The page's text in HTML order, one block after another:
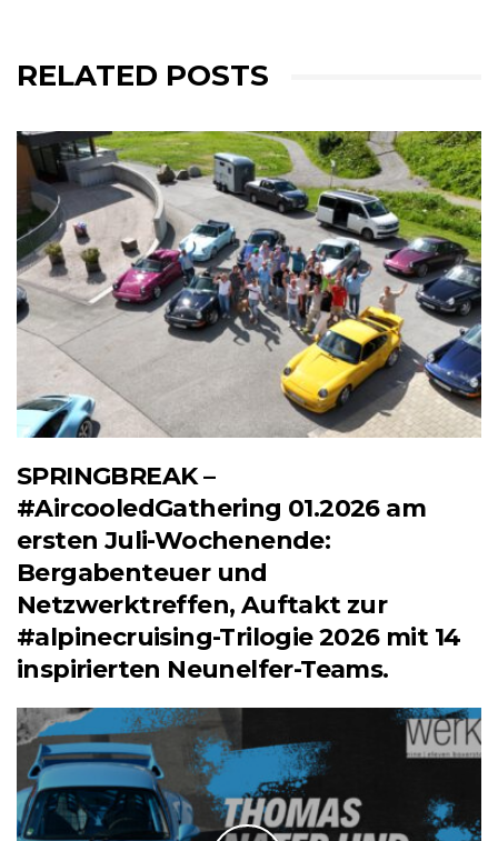
RELATED POSTS
SPRINGBREAK –
#AircooledGathering 01.2026 am
ersten Juli-Wochenende:
Bergabenteuer und
Netzwerktreffen, Auftakt zur
#alpinecruising-Trilogie 2026 mit 14
inspirierten Neunelfer-Teams.